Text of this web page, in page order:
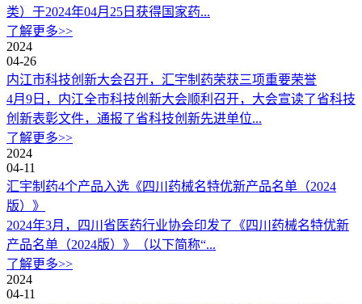
类）于2024年04月25日获得国家药...
了解更多>>
2024
04-26
内江市科技创新大会召开，汇宇制药荣获三项重要荣誉
4月9日，内江全市科技创新大会顺利召开，大会宣读了省科技
创新表彰文件，通报了省科技创新先进单位...
了解更多>>
2024
04-11
汇宇制药4个产品入选《四川药械名特优新产品名单（2024
版）》
2024年3月，四川省医药行业协会印发了《四川药械名特优新
产品名单（2024版）》（以下简称“...
了解更多>>
2024
04-11